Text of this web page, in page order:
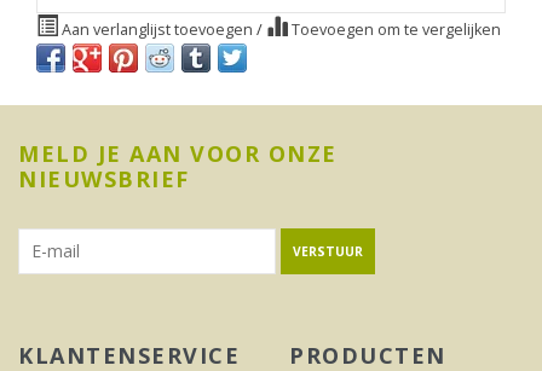
Aan verlanglijst toevoegen / Toevoegen om te vergelijken
MELD JE AAN VOOR ONZE
NIEUWSBRIEF
VERSTUUR
KLANTENSERVICE PRODUCTEN